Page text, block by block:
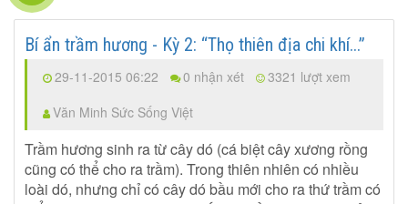
Bí ẩn trầm hương - Kỳ 2: “Thọ thiên địa chi khí...”
29-11-2015 06:22 0 nhận xét
3321 lượt xem
Văn Minh Sức Sống Việt
Trầm hương sinh ra từ cây dó (cá biệt cây xương rồng
cũng có thể cho ra trầm). Trong thiên nhiên có nhiều
loài dó, nhưng chỉ có cây dó bầu mới cho ra thứ trầm có